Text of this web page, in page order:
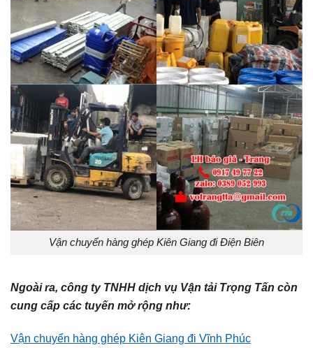
Vận chuyển hàng ghép Kiên Giang đi Điện Biên
Ngoài ra, công ty TNHH dịch vụ Vận tải Trọng Tấn còn
cung cấp các tuyến mở rộng như:
Vận chuyển hàng ghép Kiên Giang đi Vĩnh Phúc